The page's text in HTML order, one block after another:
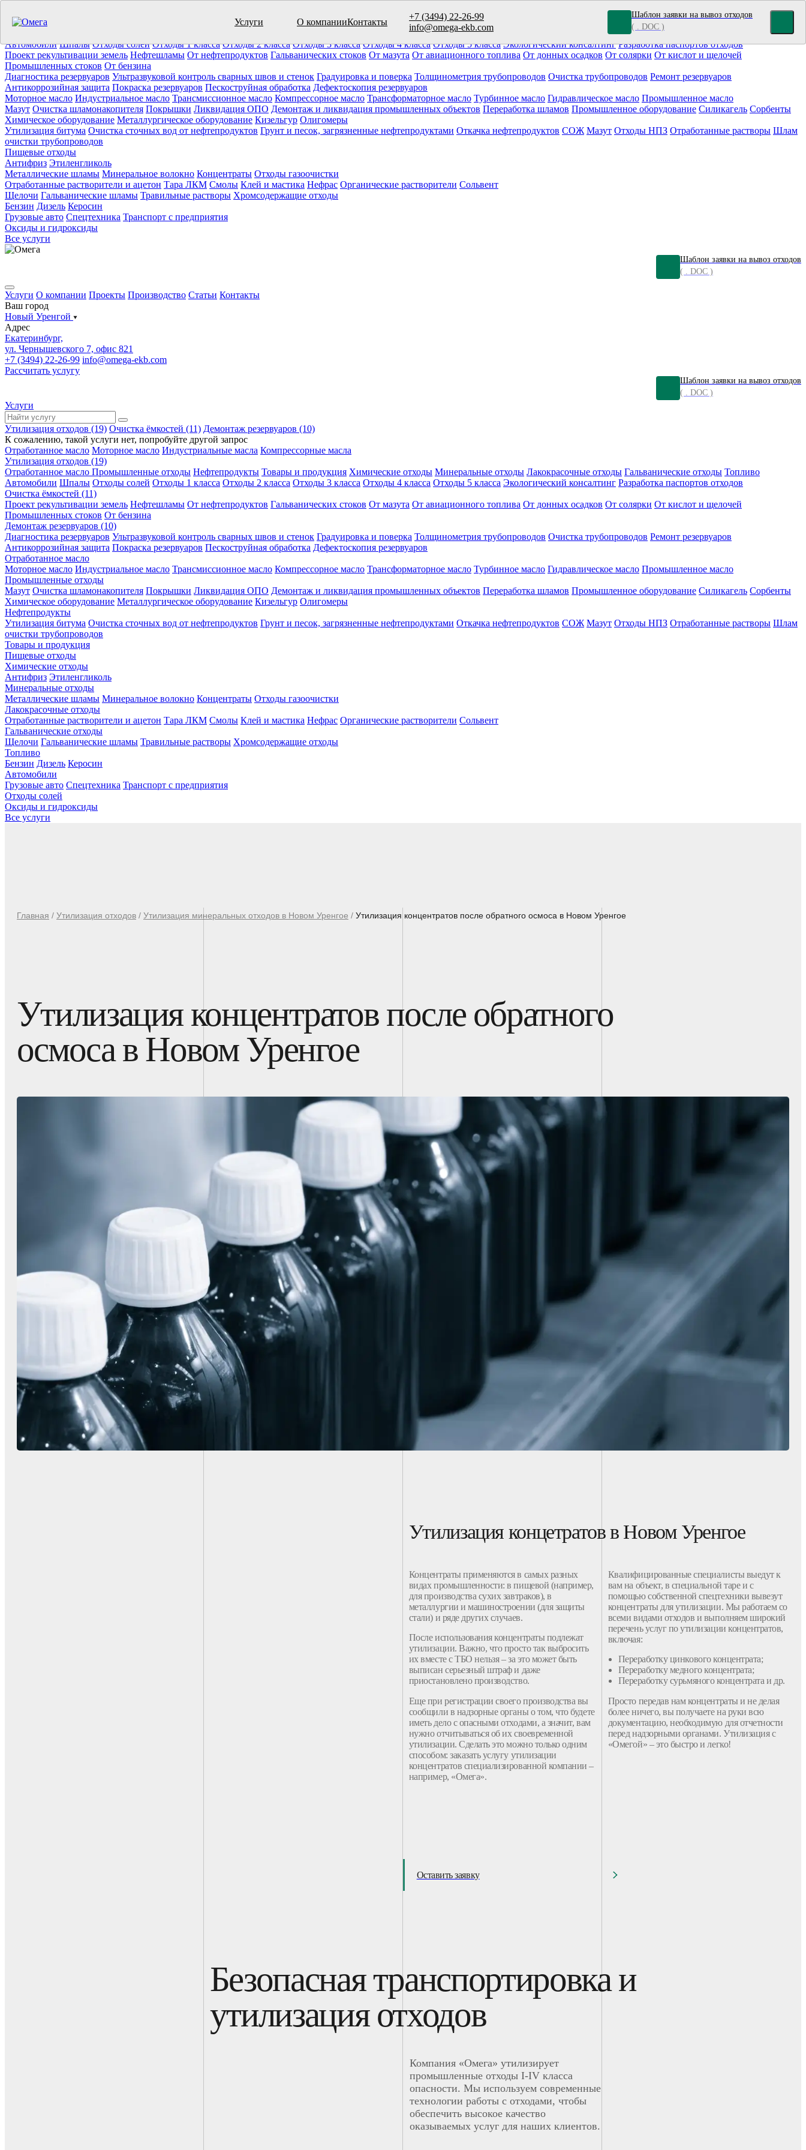
Услуги О компанииКонтакты
+7 (3494) 22-26-99
info@omega-ekb.com
Шаблон заявки на вывоз отходов
( . DOC )
Утилизация отходов (19)
Демонтаж резервуаров (10)
Химические отходы Минеральные отходы Лакокрасочные отходы Гальванические отходы
Автомобили Шпалы Отходы солей Отходы 1 класса Отходы 2 класса Отходы 3 класса Отходы 4 класса Отходы 5 класса Экологический консалтинг Разработка паспортов отходов
Проект рекультивации земель Нефтешламы От нефтепродуктов Гальванических стоков От мазута От авиационного топлива От донных осадков От солярки От кислот и щелочей
Промышленных стоков От бензина
Диагностика резервуаров Ультразвуковой контроль сварных швов и стенок Градуировка и поверка Толщинометрия трубопроводов Очистка трубопроводов Ремонт резервуаров
Антикоррозийная защита Покраска резервуаров Пескоструйная обработка Дефектоскопия резервуаров
Моторное масло Индустриальное масло Трансмиссионное масло Компрессорное масло Трансформаторное масло Турбинное масло Гидравлическое масло Промышленное масло
Мазут Очистка шламонакопителя Покрышки Ликвидация ОПО Демонтаж и ликвидация промышленных объектов Переработка шламов Промышленное оборудование Силикагель Сорбенты
Химическое оборудование Металлургическое оборудование Кизельгур Олигомеры
Утилизация битума Очистка сточных вод от нефтепродуктов Грунт и песок, загрязненные нефтепродуктами Откачка нефтепродуктов СОЖ Мазут Отходы НПЗ Отработанные растворы Шлам
очистки трубопроводов
Пищевые отходы
Антифриз Этиленгликоль
Металлические шламы Минеральное волокно Концентраты Отходы газоочистки
Отработанные растворители и ацетон Тара ЛКМ Смолы Клей и мастика Нефрас Органические растворители Сольвент
Щелочи Гальванические шламы Травильные растворы Хромсодержащие отходы
Бензин Дизель Керосин
Грузовые авто Спецтехника Транспорт с предприятия
Оксиды и гидроксиды
Все услуги
Шаблон заявки на вывоз отходов
( . DOC )
Услуги О компании Проекты Производство Статьи Контакты
Ваш город
Новый Уренгой
Адрес
Екатеринбург,
ул. Чернышевского 7, офис 821
+7 (3494) 22-26-99 info@omega-ekb.com
Рассчитать услугу
Шаблон заявки на вывоз отходов
( . DOC )
Услуги
Утилизация отходов (19) Очистка ёмкостей (11) Демонтаж резервуаров (10)
К сожалению, такой услуги нет, попробуйте другой запрос
Отработанное масло Моторное масло Индустриальные масла Компрессорные масла
Утилизация отходов (19)
Отработанное масло Промышленные отходы Нефтепродукты Товары и продукция Химические отходы Минеральные отходы Лакокрасочные отходы Гальванические отходы Топливо
Автомобили Шпалы Отходы солей Отходы 1 класса Отходы 2 класса Отходы 3 класса Отходы 4 класса Отходы 5 класса Экологический консалтинг Разработка паспортов отходов
Очистка ёмкостей (11)
Проект рекультивации земель Нефтешламы От нефтепродуктов Гальванических стоков От мазута От авиационного топлива От донных осадков От солярки От кислот и щелочей
Промышленных стоков От бензина
Демонтаж резервуаров (10)
Диагностика резервуаров Ультразвуковой контроль сварных швов и стенок Градуировка и поверка Толщинометрия трубопроводов Очистка трубопроводов Ремонт резервуаров
Антикоррозийная защита Покраска резервуаров Пескоструйная обработка Дефектоскопия резервуаров
Отработанное масло
Моторное масло Индустриальное масло Трансмиссионное масло Компрессорное масло Трансформаторное масло Турбинное масло Гидравлическое масло Промышленное масло
Промышленные отходы
Мазут Очистка шламонакопителя Покрышки Ликвидация ОПО Демонтаж и ликвидация промышленных объектов Переработка шламов Промышленное оборудование Силикагель Сорбенты
Химическое оборудование Металлургическое оборудование Кизельгур Олигомеры
Нефтепродукты
Утилизация битума Очистка сточных вод от нефтепродуктов Грунт и песок, загрязненные нефтепродуктами Откачка нефтепродуктов СОЖ Мазут Отходы НПЗ Отработанные растворы Шлам
очистки трубопроводов
Товары и продукция
Пищевые отходы
Химические отходы
Антифриз Этиленгликоль
Минеральные отходы
Металлические шламы Минеральное волокно Концентраты Отходы газоочистки
Лакокрасочные отходы
Отработанные растворители и ацетон Тара ЛКМ Смолы Клей и мастика Нефрас Органические растворители Сольвент
Гальванические отходы
Щелочи Гальванические шламы Травильные растворы Хромсодержащие отходы
Топливо
Бензин Дизель Керосин
Автомобили
Грузовые авто Спецтехника Транспорт с предприятия
Отходы солей
Оксиды и гидроксиды
Все услуги
Главная / Утилизация отходов / Утилизация минеральных отходов в Новом Уренгое / Утилизация концентратов после обратного осмоса в Новом Уренгое
Утилизация концентратов после обратного
осмоса в Новом Уренгое
Утилизация концетратов в Новом Уренгое
Концентраты применяются в самых разных
видах промышленности: в пищевой (например,
для производства сухих завтраков), в
металлургии и машиностроении (для защиты
стали) и ряде других случаев.
После использования концентраты подлежат
утилизации. Важно, что просто так выбросить
их вместе с ТБО нельзя – за это может быть
выписан серьезный штраф и даже
приостановлено производство.
Еще при регистрации своего производства вы
сообщили в надзорные органы о том, что будете
иметь дело с опасными отходами, а значит, вам
нужно отчитываться об их своевременной
утилизации. Сделать это можно только одним
способом: заказать услугу утилизации
концентратов специализированной компании –
например, «Омега».
Квалифицированные специалисты выедут к
вам на объект, в специальной таре и с
помощью собственной спецтехники вывезут
концентраты для утилизации. Мы работаем со
всеми видами отходов и выполняем широкий
перечень услуг по утилизации концентратов,
включая:
Переработку цинкового концентрата;
Переработку медного концентрата;
Переработку сурьмяного концентрата и др.
Просто передав нам концентраты и не делая
более ничего, вы получаете на руки всю
документацию, необходимую для отчетности
перед надзорными органами. Утилизация с
«Омегой» – это быстро и легко!
Оставить заявку
Безопасная транспортировка и
утилизация отходов
Компания «Омега» утилизирует
промышленные отходы I-IV класса
опасности. Мы используем современные
технологии работы с отходами, чтобы
обеспечить высокое качество
оказываемых услуг для наших клиентов.